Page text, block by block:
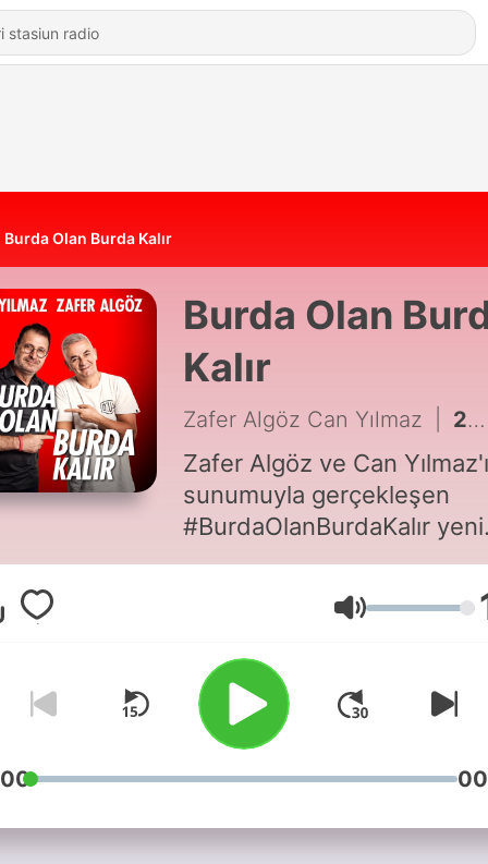
Burda Olan Burda Kalır
Burda Olan
Kalır
Zafer Algöz Can Yılmaz 256 - ''Zafer Algöz çekimlerinin bitmesi sonucu gün yüzüne çıktı.'' | 250.Bölüm
Zafer Algöz ve Can
sunumuyla gerçekleşen
#BurdaOlanBurdaKalır yeni
konu ve konuklarıyla
Burda Olan Burda Kalır
Youtube kanalıyla ilgili
öneri ve görüşlerinizi
e-posta adresine
*Can Yılmaz Twitter
@canyilmaz1 / Instagram
Twitter @zaferalgoz /
Volume